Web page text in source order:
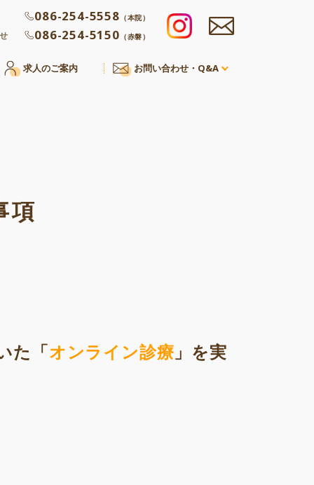
086-254-5558 （本院）
086-254-5150 （赤磐）
求人のご案内 お問い合わせ・Q&A
項
た「オンライン診療」を実